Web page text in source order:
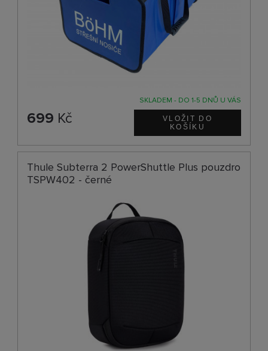
SKLADEM - DO 1-5 DNŮ U VÁS
699 Kč
Thule Subterra 2 PowerShuttle Plus pouzdro
TSPW402 - černé